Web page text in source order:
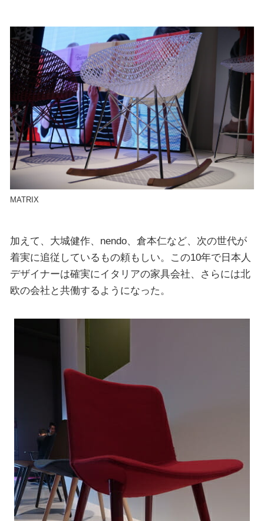
MATRIX
加えて、大城健作、nendo、倉本仁など、次の世代が
着実に追従しているもの頼もしい。この10年で日本人
デザイナーは確実にイタリアの家具会社、さらには北
欧の会社と共働するようになった。